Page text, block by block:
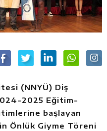
(NNYÜ) Diş
2025 Eğitim-
başlayan
Önlük Giyme Töreni